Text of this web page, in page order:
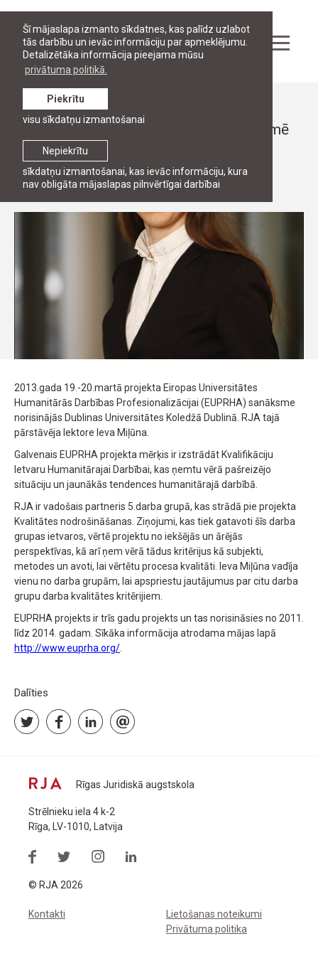
Šī mājaslapa izmanto sīkdatnes, kas palīdz uzlabot
tās darbību un ievāc informāciju par apmeklējumu.
Detalizētāka informācija pieejama mūsu
privātuma politikā.
Nepiekrītu
sīkdatņu izmantošanai, kas ievāc informāciju, kura
nav obligāta mājaslapas pilnvērtīgai darbībai
Piekrītu
visu sīkdatņu izmantošanai
Ziņas
RJA piedalās EUPRHA projekta sanāksmē
Dublinā
20. marts, 2013
2013.gada 19.-20.martā projekta Eiropas Universitātes
Humanitārās Darbības Profesionalizācijai (EUPRHA) sanāksme
norisinājās Dublinas Universitātes Koledžā Dublinā. RJA tajā
pārstāvēja lektore Ieva Miļūna.
Galvenais EUPRHA projekta mērķis ir izstrādāt Kvalifikāciju
Ietvaru Humanitārajai Darbībai, kas ņemtu vērā pašreizējo
situāciju un jaunākās tendences humanitārajā darbībā.
RJA ir vadošais partneris 5.darba grupā, kas strādā pie projekta
Kvalitātes nodrošināšanas. Ziņojumi, kas tiek gatavoti šīs darba
grupas ietvaros, vērtē projektu no iekšējās un ārējās
perspektīvas, kā arī ņem vērā tādus kritērijus kā subjekti,
metodes un avoti, lai vērtētu procesa kvalitāti. Ieva Miļūna vadīja
vienu no darba grupām, lai apspriestu jautājumus par citu darba
grupu darba kvalitātes kritērijiem.
EUPRHA projekts ir trīs gadu projekts un tas norisināsies no 2011.
līdz 2014. gadam. Sīkāka informācija atrodama mājas lapā
http://www.euprha.org/
Dalīties
Rīgas Juridiskā augstskola
Strēlnieku iela 4 k-2
Rīga, LV-1010, Latvija
© RJA 2026
Kontakti
Lietošanas noteikumi
Privātuma politika